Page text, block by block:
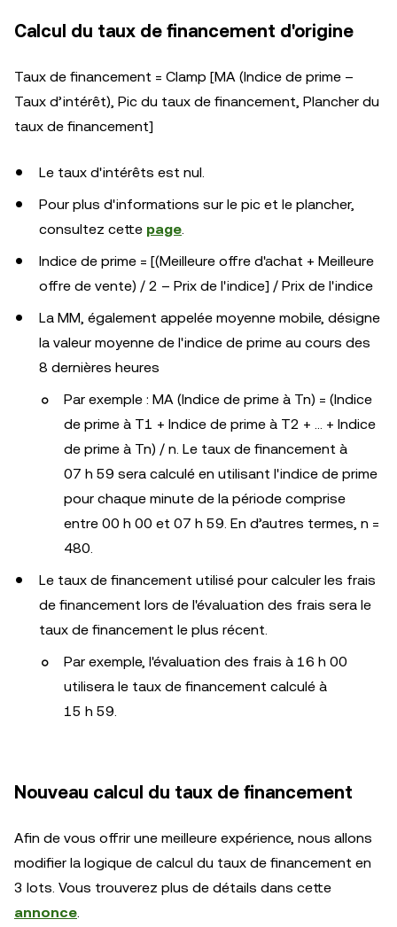
Calcul du taux de financement d'origine
Taux de financement = Clamp [MA (Indice de prime –
Taux d’intérêt), Pic du taux de financement, Plancher du
taux de financement]
Le taux d'intérêts est nul.
Pour plus d'informations sur le pic et le plancher,
consultez cette page.
Indice de prime = [(Meilleure offre d'achat + Meilleure
offre de vente) / 2 – Prix de l'indice] / Prix de l'indice
La MM, également appelée moyenne mobile, désigne
la valeur moyenne de l'indice de prime au cours des
8 dernières heures
Par exemple : MA (Indice de prime à Tn) = (Indice
de prime à T1 + Indice de prime à T2 + ... + Indice
de prime à Tn) / n. Le taux de financement à
07 h 59 sera calculé en utilisant l'indice de prime
pour chaque minute de la période comprise
entre 00 h 00 et 07 h 59. En d’autres termes, n =
480.
Le taux de financement utilisé pour calculer les frais
de financement lors de l'évaluation des frais sera le
taux de financement le plus récent.
Par exemple, l'évaluation des frais à 16 h 00
utilisera le taux de financement calculé à
15 h 59.
Nouveau calcul du taux de financement
Afin de vous offrir une meilleure expérience, nous allons
modifier la logique de calcul du taux de financement en
3 lots. Vous trouverez plus de détails dans cette
annonce.